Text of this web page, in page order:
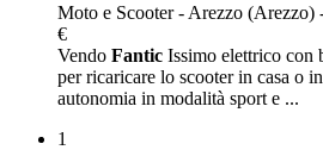
Moto e Scooter- Arezzo (Arezzo)
€
Vendo Fantic Issimo elettrico con
per ricaricare lo scooter in casa o
autonomia in modalità sport e ...
1